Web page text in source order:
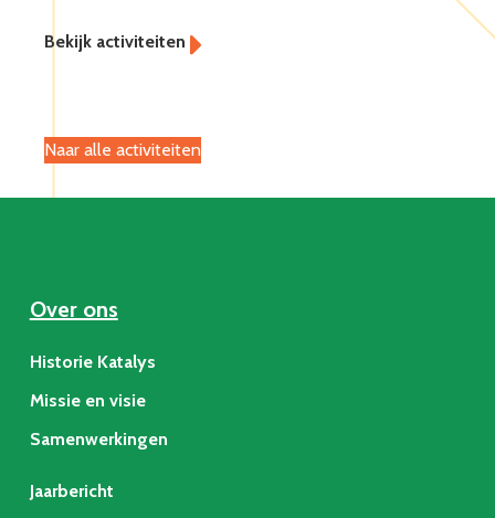
Naar alle activiteiten
Over ons
Historie Katalys
Missie en visie
Samenwerkingen
Jaarbericht